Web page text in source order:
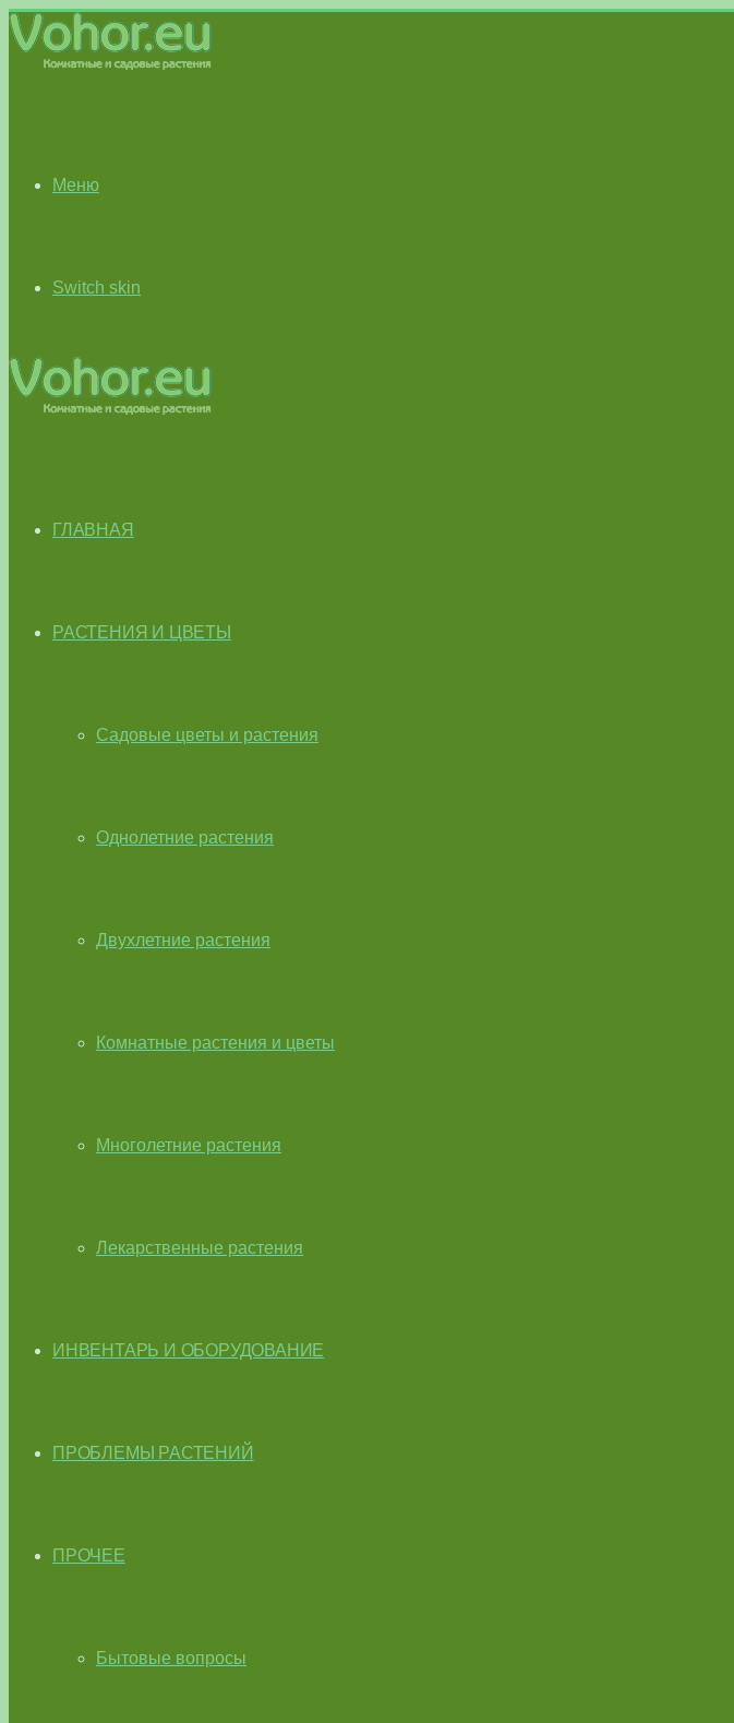
Меню
Switch skin
ГЛАВНАЯ
РАСТЕНИЯ И ЦВЕТЫ
Садовые цветы и растения
Однолетние растения
Двухлетние растения
Комнатные растения и цветы
Многолетние растения
Лекарственные растения
ИНВЕНТАРЬ И ОБОРУДОВАНИЕ
ПРОБЛЕМЫ РАСТЕНИЙ
ПРОЧЕЕ
Бытовые вопросы